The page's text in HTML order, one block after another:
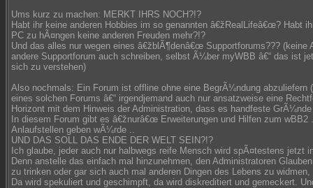
Ums kurz zu machen: MERKT IHRS NOCH?!?
Habt ihr keine anderen Hobbies im so genannten â€žRealLifeâ€œ? Habt
PC zu hÃ¤ngen keine anderen Freuden mehr?!?
Und das alles nur wegen eines â€žblÃ¶denâ€œ Supportforums???
andere Supportforum auch schreiben, selbst Ã¼ber myWBB â€“ das ist
sich zu verstehen)
Also nochmals: Ein Forum ist offline ohne eine BegrÃ¼ndung abzuliefern
eines solchen Forums â€“ irgendjemand auch nur ansatzweise eine
Horizont mit dem Hinweis der Administration, dass es handfeste
In diesem Forum gibt es â€žnurâ€œ Erweiterungen und Hilfen zum
Anlaufstellen geben wÃ¼rde ..
UND DAS SOLL DAS ENDE DER WELT SEIN?!?
Ich glaube, jeder auch nur halbwegs reife Mensch wird spÃ¤testens jetzt
Denn anstelle das einfach mal hinzunehmen, den Administratoren
zu trinken oder gar sich auch mal anderen Dingen des Lebens zu
Da wird spekuliert und geschimpft, da wird diskreditiert und gemeckert.